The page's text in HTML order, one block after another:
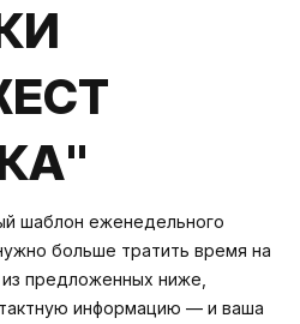
шаблон еженедельного
больше тратить время на
предложенных ниже,
информацию — и ваша